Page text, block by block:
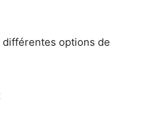
options de